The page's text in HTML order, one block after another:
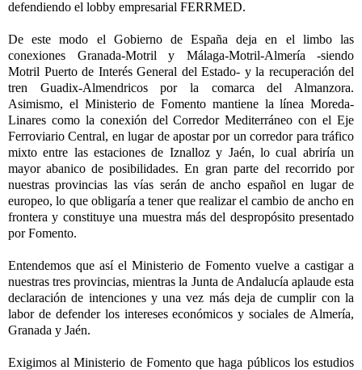
defendiendo el lobby empresarial FERRMED.
De este modo el Gobierno de España deja en el limbo las
conexiones Granada-Motril y Málaga-Motril-Almería -siendo
Motril Puerto de Interés General del Estado- y la recuperación del
tren Guadix-Almendricos por la comarca del Almanzora.
Asimismo, el Ministerio de Fomento mantiene la línea Moreda-
Linares como la conexión del Corredor Mediterráneo con el Eje
Ferroviario Central, en lugar de apostar por un corredor para tráfico
mixto entre las estaciones de Iznalloz y Jaén, lo cual abriría un
mayor abanico de posibilidades. En gran parte del recorrido por
nuestras provincias las vías serán de ancho español en lugar de
europeo, lo que obligaría a tener que realizar el cambio de ancho en
frontera y constituye una muestra más del despropósito presentado
por Fomento.
Entendemos que así el Ministerio de Fomento vuelve a castigar a
nuestras tres provincias, mientrasla Junta de Andalucía aplaude esta
declaración de intenciones y una vez más deja de cumplir con la
labor de defender los intereses económicos y sociales de Almería,
Granada y Jaén.
Exigimos al Ministerio de Fomento que haga públicos los estudios